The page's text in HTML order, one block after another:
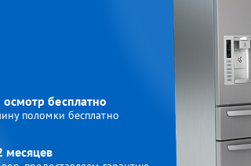
бесплатно
поломки бесплатно
месяцев